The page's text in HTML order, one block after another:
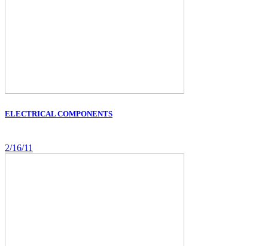
ELECTRICAL COMPONENTS
2/16/11